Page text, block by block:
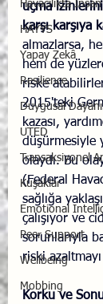
Havacılıkta
HAYYS
Yapay Zekâ
Resilience
Duygusal
UTED
Transaksiyonel
Kuşaklar
Emotional
Peer Support
Wellbeing
Mobbing
uçma
karşı karşıya
almazlarsa,
hem de
riske
2015'teki
kazası,
düşürmesiyle
olaydı. Bu
(Federal
sağlığa
çalışıyor ve
sorunlarıyla
riski
Korku ve